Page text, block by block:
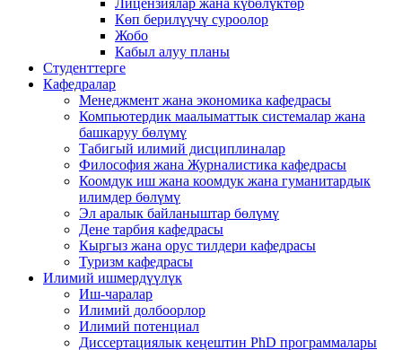
Көп берилүүчү суроолор
Жобо
Кабыл алуу планы
Студенттерге
Кафедралар
Менеджмент жана экономика кафедрасы
Компьютердик маалыматтык системалар жана
башкаруу бөлүмү
Табигый илимий дисциплиналар
Философия жана Журналистика кафедрасы
Коомдук иш жана коомдук жана гуманитардык
илимдер бөлүмү
Эл аралык байланыштар бөлүмү
Дене тарбия кафедрасы
Кыргыз жана орус тилдери кафедрасы
Туризм кафедрасы
Илимий ишмердүүлүк
Иш-чаралар
Илимий долбоорлор
Илимий потенциал
Диссертациялык кеңештин PhD программалары